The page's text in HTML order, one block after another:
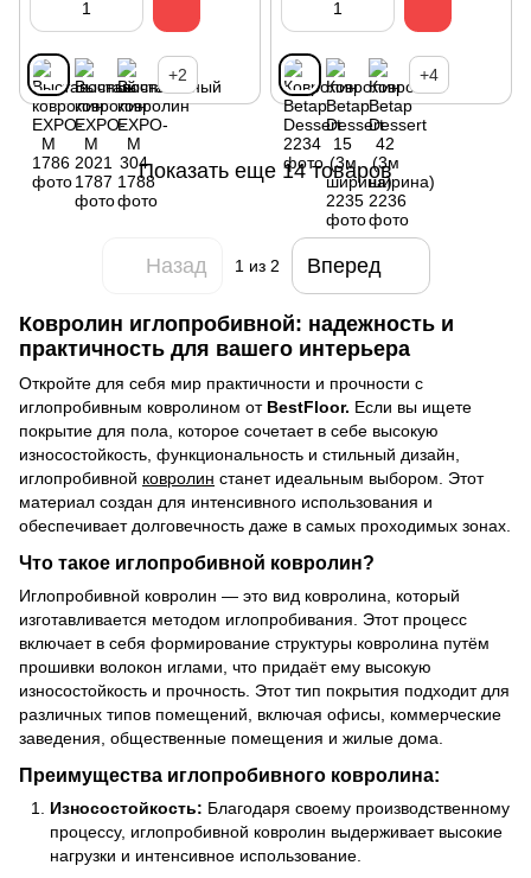
+2 +4
Показать еще 14 товаров
Назад 1 из 2 Вперед
Ковролин иглопробивной: надежность и
практичность для вашего интерьера
Откройте для себя мир практичности и прочности с
иглопробивным ковролином отBestFloor. Если вы ищете
покрытие для пола, которое сочетает в себе высокую
износостойкость, функциональность и стильный дизайн,
иглопробивной ковролин станет идеальным выбором. Этот
материал создан для интенсивного использования и
обеспечивает долговечность даже в самых проходимых зонах.
Что такое иглопробивной ковролин?
Иглопробивной ковролин — это вид ковролина, который
изготавливается методом иглопробивания. Этот процесс
включает в себя формирование структуры ковролина путём
прошивки волокон иглами, что придаёт ему высокую
износостойкость и прочность. Этот тип покрытия подходит для
различных типов помещений, включая офисы, коммерческие
заведения, общественные помещения и жилые дома.
Преимущества иглопробивного ковролина:
Износостойкость: Благодаря своему производственному
процессу, иглопробивной ковролин выдерживает высокие
нагрузки и интенсивное использование.